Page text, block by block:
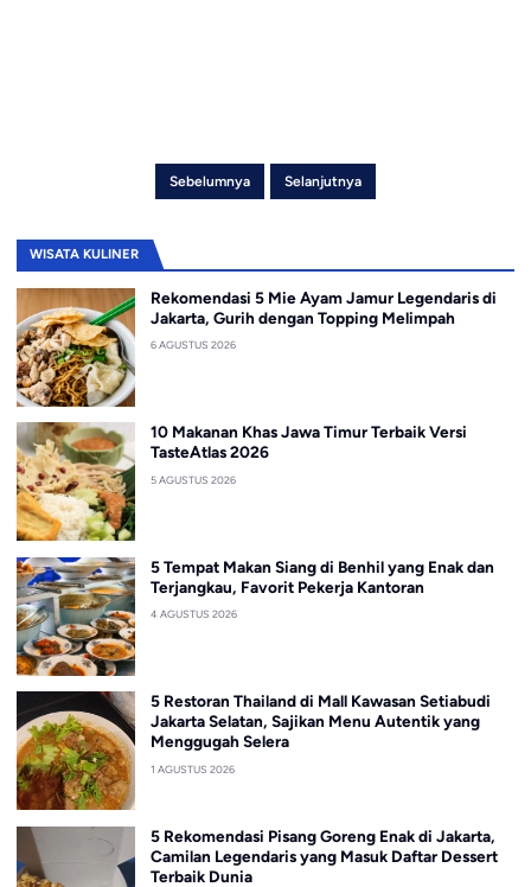
Sebelumnya Selanjutnya
WISATA KULINER
Rekomendasi 5 Mie Ayam Jamur Legendaris di
Jakarta, Gurih dengan Topping Melimpah
6 AGUSTUS 2026
10 Makanan Khas Jawa Timur Terbaik Versi
TasteAtlas 2026
5 AGUSTUS 2026
5 Tempat Makan Siang di Benhil yang Enak dan
Terjangkau, Favorit Pekerja Kantoran
4 AGUSTUS 2026
5 Restoran Thailand di Mall Kawasan Setiabudi
Jakarta Selatan, Sajikan Menu Autentik yang
Menggugah Selera
1 AGUSTUS 2026
5 Rekomendasi Pisang Goreng Enak di Jakarta,
Camilan Legendaris yang Masuk Daftar Dessert
Terbaik Dunia